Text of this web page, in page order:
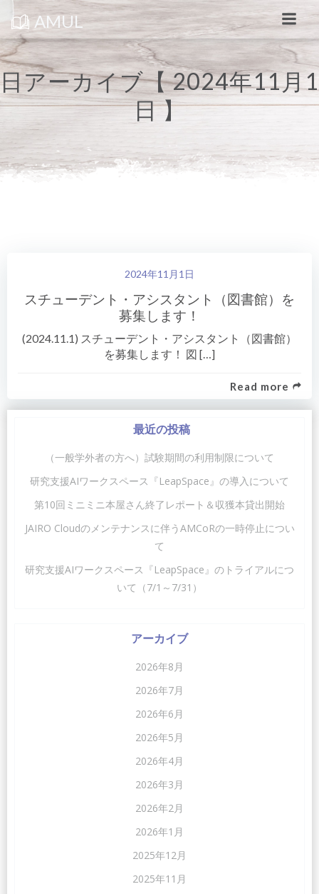
コ
ン
テ
ン
ツ
へ
ス
キ
ッ
プ
AMUL
日アーカイブ【 2024年11月1
日 】
2024年11月1日
スチューデント・アシスタント（図書館）を
募集します！
(2024.11.1) スチューデント・アシスタント（図書館）
を募集します！ 図 […]
Read more
最近の投稿
（一般学外者の方へ）試験期間の利用制限について
研究支援AIワークスペース『LeapSpace』の導入について
第10回ミニミニ本屋さん終了レポート＆収獲本貸出開始
JAIRO Cloudのメンテナンスに伴うAMCoRの一時停止につい
て
研究支援AIワークスペース『LeapSpace』のトライアルにつ
いて（7/1～7/31）
アーカイブ
2026年8月
2026年7月
2026年6月
2026年5月
2026年4月
2026年3月
2026年2月
2026年1月
2025年12月
2025年11月